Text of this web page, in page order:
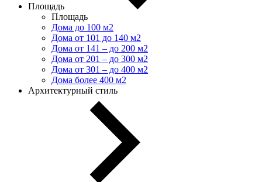
Площадь
Площадь
Дома до 100 м2
Дома от 101 до 140 м2
Дома от 141 – до 200 м2
Дома от 201 – до 300 м2
Дома от 301 – до 400 м2
Дома более 400 м2
Архитектурный стиль